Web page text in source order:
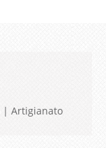
|Artigianato